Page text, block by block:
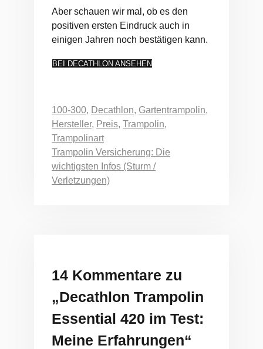
Aber schauen wir mal, ob es den
positiven ersten Eindruck auch in
einigen Jahren noch bestätigen kann.
BEI DECATHLON ANSEHEN
Kategorien
100-300, Decathlon, Gartentrampolin,
Hersteller, Preis, Trampolin,
Trampolinart
Trampolin Versicherung: Die
wichtigsten Infos (Sturm /
Verletzungen)
14 Kommentare zu
„Decathlon Trampolin
Essential 420 im Test:
Meine Erfahrungen“